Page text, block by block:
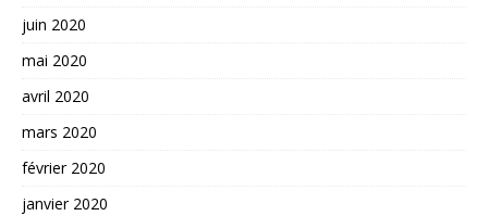
juin 2020
mai 2020
avril 2020
mars 2020
février 2020
janvier 2020